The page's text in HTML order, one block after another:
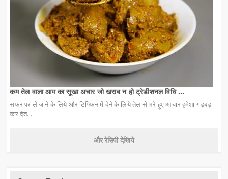
कम तेल वाला आम का सूखा अचार जो खराब न हो ट्रेडीशनल विधि ...
सफर पर ले जाने के लिये और टिफ्फिन में देने के लिये तेल से भरे हुए आचार हमेशा गड़बड़
कर देत...
और रेसिपी देखिये